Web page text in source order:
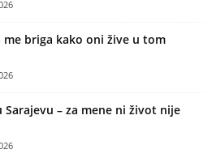
briga kako oni žive u tom
Sarajevu – za mene ni život nije